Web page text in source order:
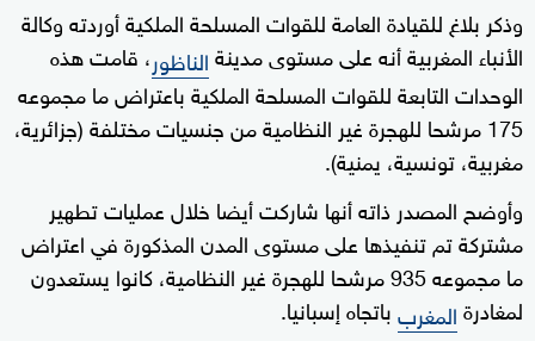
وذكر بلاغ للقيادة العامة للقوات المسلحة الملكية أوردته وكالة
الأنباء المغربية أنه على مستوى مدينةالناظور، قامت هذه
الوحدات التابعة للقوات المسلحة الملكية باعتراض ما مجموعه
175 مرشحا للهجرة غير النظامية من جنسيات مختلفة (جزائرية،
مغربية، تونسية، يمنية).
وأوضح المصدر ذاته أنها شاركت أيضا خلال عمليات تطهير
مشتركة تم تنفيذها على مستوى المدن المذكورة في اعتراض
ما مجموعه 935 مرشحا للهجرة غير النظامية، كانوا يستعدون
لمغادرةالمغربباتجاه إسبانيا.